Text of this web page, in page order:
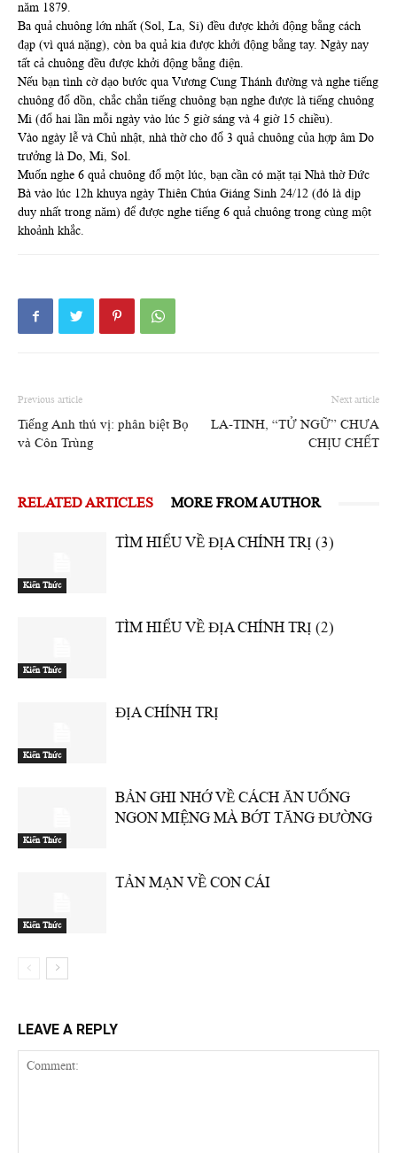
năm 1879.
Ba quả chuông lớn nhất (Sol, La, Si) đều được khởi động bằng cách
đạp (vì quá nặng), còn ba quả kia được khởi động bằng tay. Ngày nay
tất cả chuông đều được khởi động bằng điện.
Nếu bạn tình cờ dạo bước qua Vương Cung Thánh đường và nghe tiếng
chuông đổ dồn, chắc chắn tiếng chuông bạn nghe được là tiếng chuông
Mi (đổ hai lần mỗi ngày vào lúc 5 giờ sáng và 4 giờ 15 chiều).
Vào ngày lễ và Chủ nhật, nhà thờ cho đổ 3 quả chuông của hợp âm Do
trưởng là Do, Mi, Sol.
Muốn nghe 6 quả chuông đổ một lúc, bạn cần có mặt tại Nhà thờ Đức
Bà vào lúc 12h khuya ngày Thiên Chúa Giáng Sinh 24/12 (đó là dịp
duy nhất trong năm) để được nghe tiếng 6 quả chuông trong cùng một
khoảnh khắc.
Previous article
Tiếng Anh thú vị: phân biệt Bọ
và Côn Trùng
Next article
LA-TINH, “TỬ NGỮ” CHƯA
CHỊU CHẾT
RELATED ARTICLES MORE FROM AUTHOR
Kiến Thức
TÌM HIỂU VỀ ĐỊA CHÍNH TRỊ (3)
Kiến Thức
TÌM HIỂU VỀ ĐỊA CHÍNH TRỊ (2)
Kiến Thức
ĐỊA CHÍNH TRỊ
Kiến Thức
BẢN GHI NHỚ VỀ CÁCH ĂN UỐNG
NGON MIỆNG MÀ BỚT TĂNG ĐƯỜNG
Kiến Thức
TẢN MẠN VỀ CON CÁI
LEAVE A REPLY